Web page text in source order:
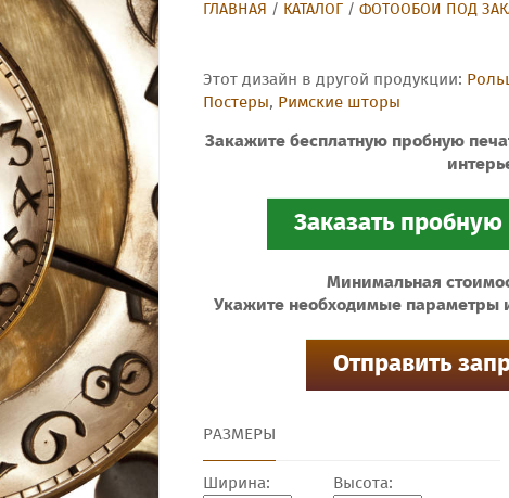
ГЛАВНАЯ / КАТАЛОГ / ФОТООБОИ ПОД
Этот дизайн в другой продукции:
Постеры, Римские шторы
Закажите бесплатную пробную
Минимальная
Укажите необходимые параметры
РАЗМЕРЫ
Ширина:
Высота: